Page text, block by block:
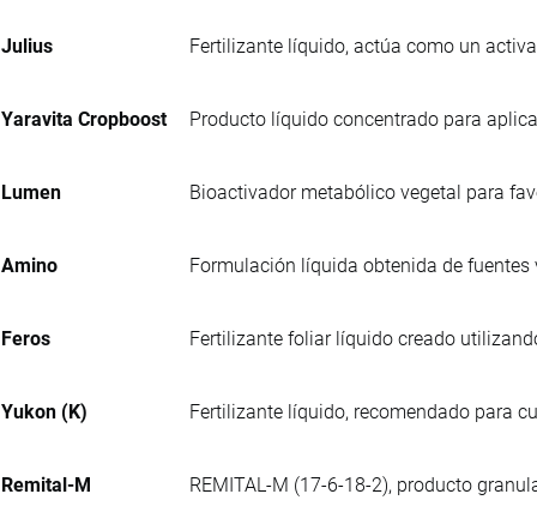
Julius Fertilizante líquido, actúa como un
Yaravita Cropboost Producto líquido concentrado para
Lumen Bioactivador metabólico vegetal para
Amino Formulación líquida obtenida de fuentes
Feros Fertilizante foliar líquido creado
Yukon (K) Fertilizante líquido, recomendado para
Remital-M REMITAL-M (17-6-18-2), producto